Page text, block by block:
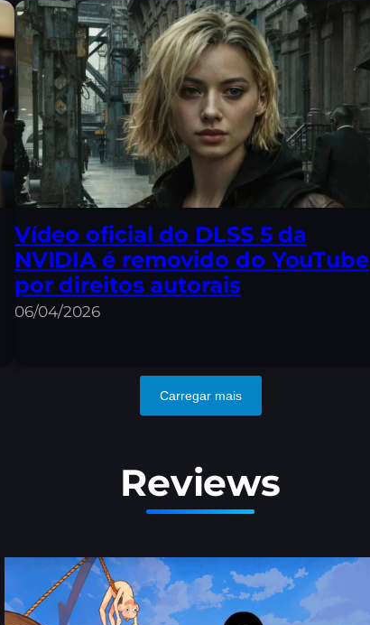
Vídeo oficial do DLSS 5 da
NVIDIA é removido do YouTube
por direitos autorais
06/04/2026
Carregar mais
Reviews